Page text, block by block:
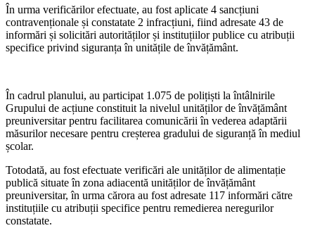
În urma verificărilor efectuate, au fost aplicate 4 sancțiuni
contravenționale și constatate 2 infracțiuni, fiind adresate 43 de
informări și solicitări autorităților și instituțiilor publice cu atribuții
specifice privind siguranța în unitățile de învățământ.
În cadrul planului, au participat 1.075 de polițiști la întâlnirile
Grupului de acțiune constituit la nivelul unităților de învățământ
preuniversitar pentru facilitarea comunicării în vederea adaptării
măsurilor necesare pentru creșterea gradului de siguranță în mediul
școlar.
Totodată, au fost efectuate verificări ale unităților de alimentație
publică situate în zona adiacentă unităților de învățământ
preuniversitar, în urma cărora au fost adresate 117 informări către
instituțiile cu atribuții specifice pentru remedierea neregurilor
constatate.